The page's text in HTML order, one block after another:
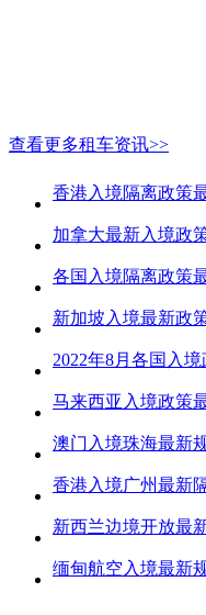
查看更多租车资讯>>
香港入境隔离政策
加拿大最新入境政
各国入境隔离政策
新加坡入境最新政
2022年8月各国入
马来西亚入境政策
澳门入境珠海最新
香港入境广州最新
新西兰边境开放最
缅甸航空入境最新